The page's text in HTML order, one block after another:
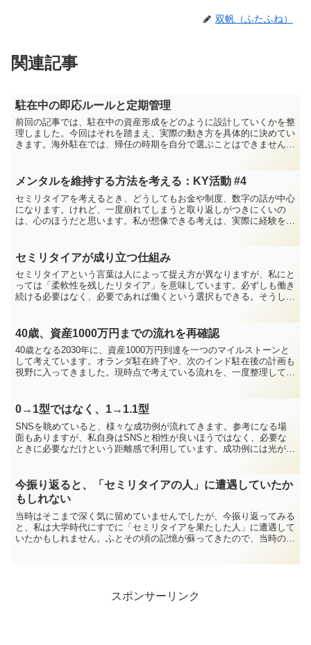
双帆（ふたふね）
関連記事
駐在中の即応ルールと定期管理
前回の記事では、駐在中の資産形成をどのように設計していくかを整
理しました。今回はそれを踏まえ、実際の動き方を具体的に決めてい
きます。海外駐在では、帰任の時期を自分で選ぶことはできません。
メンタルを維持する方法を考える：KY活動 #4
セミリタイアを考えるとき、どうしてもお金や制度、数字の話が中心
になります。けれど、一度崩れてしまうと取り返しがつきにくいの
は、心のほうだと思います。私が想像できる考えは、実際に経験をさ
セミリタイアが成り立つ仕組み
セミリタイアという言葉は人によって捉え方が異なりますが、私にと
っては「柔軟性を残したリタイア」を意味しています。必ずしも働き
続ける必要はなく、必要であれば働くという選択もできる。そうした
40歳、資産1000万円までの流れを再確認
40歳となる2030年に、資産1000万円到達を一つのマイルストーンと
して考えています。オランダ駐在終了や、次のインド駐在後の計画も
視野に入ってきました。現時点で考えている流れを、一度整理してお
0→1型ではなく、1→1.1型
SNSを眺めていると、様々な成功例が流れてきます。参考になる場
面もありますが、私自身はSNSと相性が良いほうではなく、必要な
ときに必要なだけという距離感で利用しています。成功例には光が当
今振り返ると、「セミリタイアの人」に遭遇していたか
もしれない
当時はそこまで深く気に留めていませんでしたが、今振り返ってみる
と、私は大学時代にすでに「セミリタイアを果たした人」に遭遇して
いたかもしれません。ふとその頃の記憶が蘇ってきたので、当時のエ
スポンサーリンク